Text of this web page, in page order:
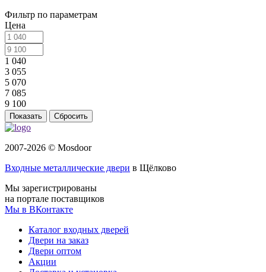
Фильтр по параметрам
Цена
1 040
3 055
5 070
7 085
9 100
Сбросить
2007-2026 © Mosdoor
Входные металлические двери в Щёлково
Мы зарегистрированы
на портале поставщиков
Мы в ВКонтакте
Каталог входных дверей
Двери на заказ
Двери оптом
Акции